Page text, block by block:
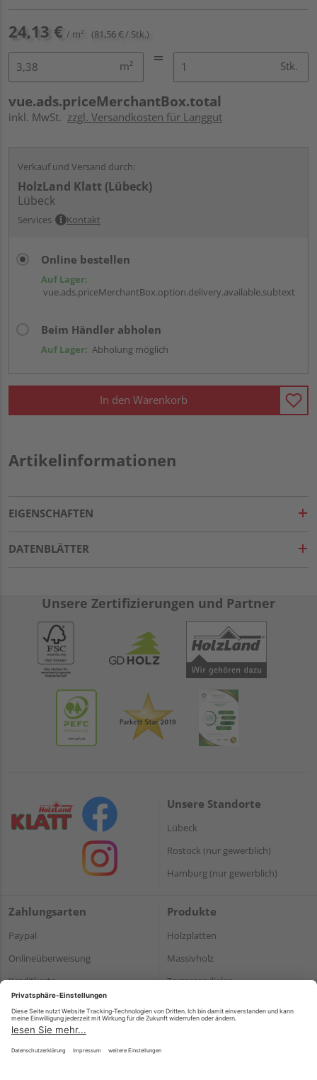
24,13 € / m² (81,56 € / Stk.)
m² Stk.
vue.ads.priceMerchantBox.total
inkl. MwSt. zzgl. Versandkosten für Langgut
Verkauf und Versand durch:
HolzLand Klatt (Lübeck)
Lübeck
Services Kontakt
Online bestellen
Auf Lager:
vue.ads.priceMerchantBox.option.delivery.available.subtext
Beim Händler abholen
Auf Lager: Abholung möglich
In den Warenkorb
Artikelinformationen
EIGENSCHAFTEN
DATENBLÄTTER
Unsere Zertifizierungen und Partner
Unsere Standorte
Lübeck
Rostock (nur gewerblich)
Hamburg (nur gewerblich)
Zahlungsarten
Paypal
Onlineüberweisung
Kreditkarte
*Bonität vorausgesetzt
Produkte
Holzplatten
Massivholz
Terrassendielen